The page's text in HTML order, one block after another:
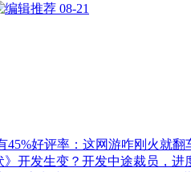
08-21
45%好评率：这网游咋刚火就翻
》开发生变？开发中途裁员，进